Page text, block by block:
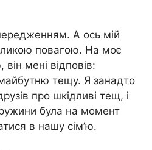
А ось мій
повагою. На моє
мені відповів:
тещу. Я занадто
про шкідливі тещ, і
була на момент
в нашу сім’ю.